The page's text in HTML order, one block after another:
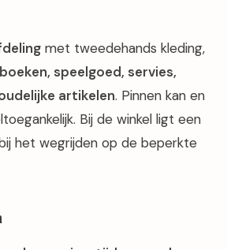
met tweedehands kleding,
boeken, speelgoed, servies,
artikelen. Pinnen kan en
Bij de winkel ligt een
het wegrijden op de beperkte